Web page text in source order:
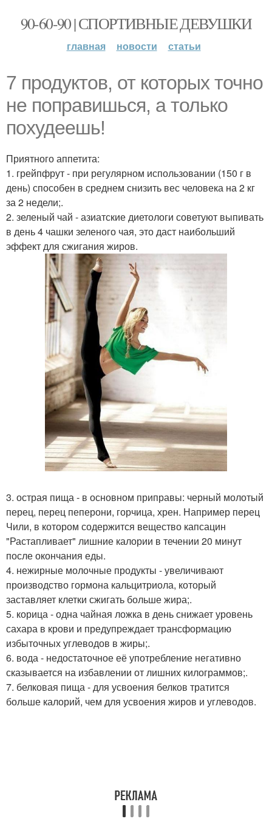
90-60-90 | СПОРТИВНЫЕ ДЕВУШКИ
главная новости статьи
7 продуктов, от которых точно
не поправишься, а только
похудеешь!
Приятного аппетита:
1. грейпфрут - при регулярном использовании (150 г в
день) способен в среднем снизить вес человека на 2 кг
за 2 недели;.
2. зеленый чай - азиатские диетологи советуют выпивать
в день 4 чашки зеленого чая, это даст наибольший
эффект для сжигания жиров.
3. острая пища - в основном приправы: черный молотый
перец, перец пеперони, горчица, хрен. Например перец
Чили, в котором содержится вещество капсацин
"Растапливает" лишние калории в течении 20 минут
после окончания еды.
4. нежирные молочные продукты - увеличивают
производство гормона кальцитриола, который
заставляет клетки сжигать больше жира;.
5. корица - одна чайная ложка в день снижает уровень
сахара в крови и предупреждает трансформацию
избыточных углеводов в жиры;.
6. вода - недостаточное её употребление негативно
сказывается на избавлении от лишних килограммов;.
7. белковая пища - для усвоения белков тратится
больше калорий, чем для усвоения жиров и углеводов.